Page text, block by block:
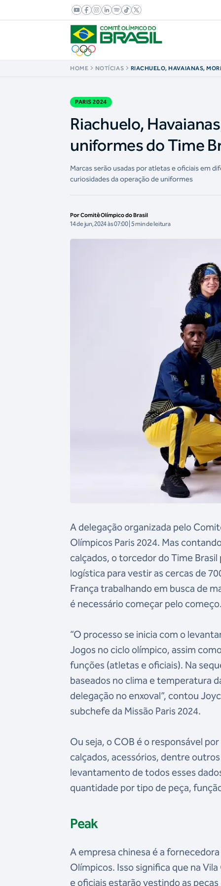
HOME NOTÍCIAS
RIACHUELO, HAVAIANAS,
PARIS 2024
Riachuelo,
uniformes do Time
Marcas serão usadas por atletas e oficiais em
curiosidades da operação de uniformes
Por Comitê Olímpico do Brasil
14 de jun, 2024 às 07:00 | 5 min de leitura
A delegação organizada pelo
Olímpicos Paris 2024. Mas
calçados, o torcedor do Time
logística para vestir as cercas de
França trabalhando em busca de
é necessário começar pelo
“O processo se inicia com o
Jogos no ciclo olímpico, assim
funções (atletas e oficiais). Na
baseados no clima e temperatura
delegação no enxoval”, contou
subchefe da Missão Paris 2024.
Ou seja, o COB é o responsável
calçados, acessórios, dentre
levantamento de todos esses
quantidade por tipo de peça,
Peak
A empresa chinesa é a
Olímpicos. Isso significa que na
e oficiais estarão vestindo as